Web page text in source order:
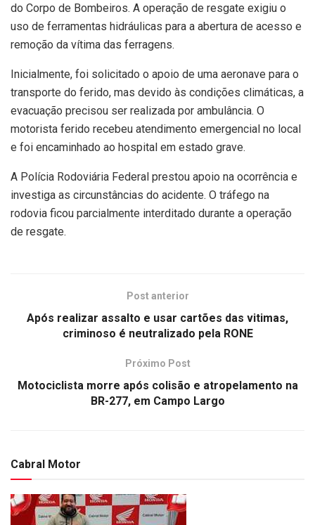
do Corpo de Bombeiros. A operação de resgate exigiu o
uso de ferramentas hidráulicas para a abertura de acesso e
remoção da vítima das ferragens.
Inicialmente, foi solicitado o apoio de uma aeronave para o
transporte do ferido, mas devido às condições climáticas, a
evacuação precisou ser realizada por ambulância. O
motorista ferido recebeu atendimento emergencial no local
e foi encaminhado ao hospital em estado grave.
A Polícia Rodoviária Federal prestou apoio na ocorrência e
investiga as circunstâncias do acidente. O tráfego na
rodovia ficou parcialmente interditado durante a operação
de resgate.
Post anterior
Após realizar assalto e usar cartões das vitimas,
criminoso é neutralizado pela RONE
Próximo Post
Motociclista morre após colisão e atropelamento na
BR-277, em Campo Largo
Cabral Motor